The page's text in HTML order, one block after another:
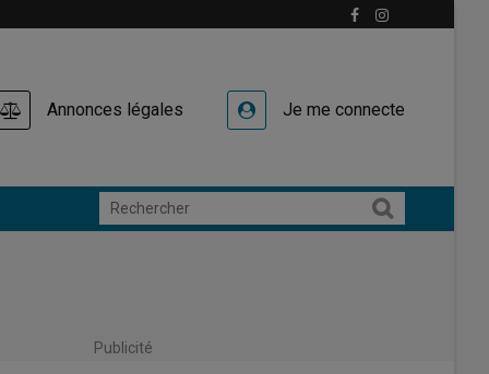
Annonces légales Je me connecte
Publicité